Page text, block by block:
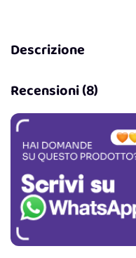
Descrizione
Recensioni (8)